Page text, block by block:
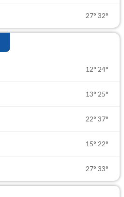
27° 32°
12° 24°
13° 25°
22° 37°
15° 22°
27° 33°